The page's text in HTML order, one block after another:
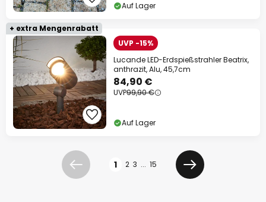
Auf Lager
+ extra Mengenrabatt
UVP -15%
Lucande LED-Erdspießstrahler Beatrix,
anthrazit, Alu, 45,7cm
84,90 €
UVP99,90 €
Auf Lager
Zurück 1 2 3 ... 15
Weiter